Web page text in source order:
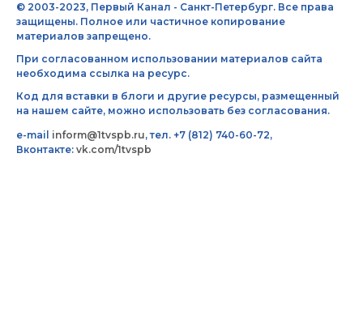
© 2003-2023, Первый Канал - Санкт-Петербург. Все права
защищены. Полное или частичное копирование
материалов запрещено.
При согласованном использовании материалов сайта
необходима ссылка на ресурс.
Код для вставки в блоги и другие ресурсы, размещенный
на нашем сайте, можно использовать без согласования.
e-mail inform@1tvspb.ru, тел. +7 (812) 740-60-72,
Вконтакте: vk.com/1tvspb